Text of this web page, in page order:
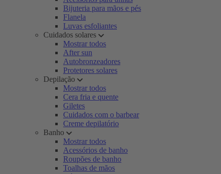
Bijuteria para mãos e pés
Flanela
Luvas esfoliantes
Cuidados solares
Mostrar todos
After sun
Autobronzeadores
Protetores solares
Depilação
Mostrar todos
Cera fria e quente
Giletes
Cuidados com o barbear
Creme depilatório
Banho
Mostrar todos
Acessórios de banho
Roupões de banho
Toalhas de mãos